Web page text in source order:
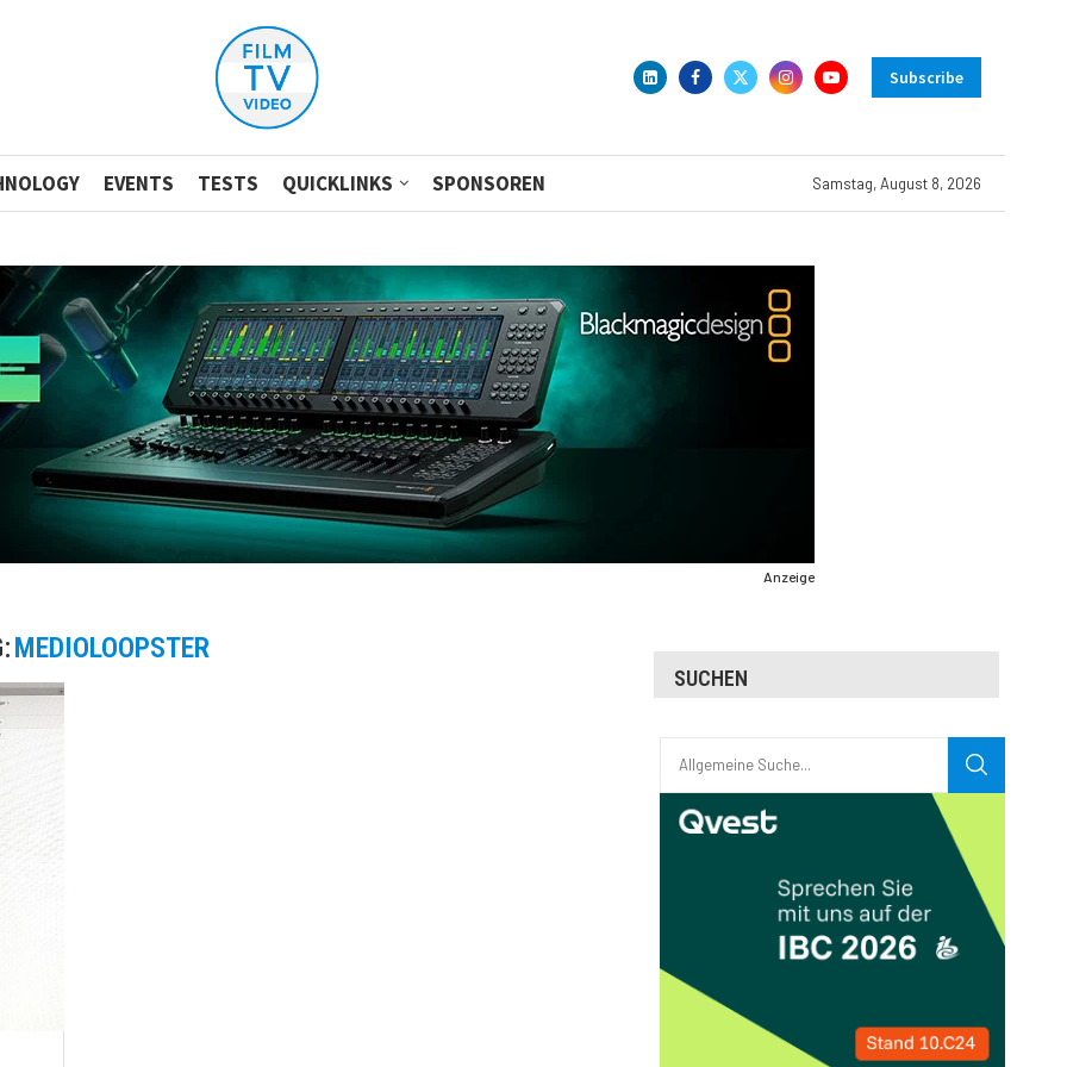
Subscribe
EVENTS TESTS QUICKLINKS SPONSOREN Samstag, August 8, 2026
Anzeige
MEDIOLOOPSTER
SUCHEN